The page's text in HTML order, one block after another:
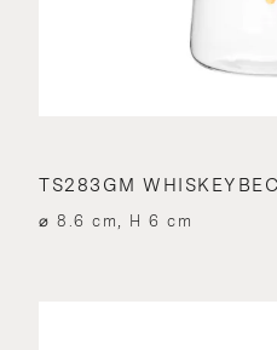
TS283GM
⌀ 8.6 cm, H 6 cm